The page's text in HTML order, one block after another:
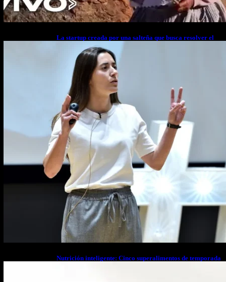
La startup creada por una salteña que busca resolver el
estrés financiero en Latinoamérica
Nutrición inteligente: Cinco superalimentos de temporada